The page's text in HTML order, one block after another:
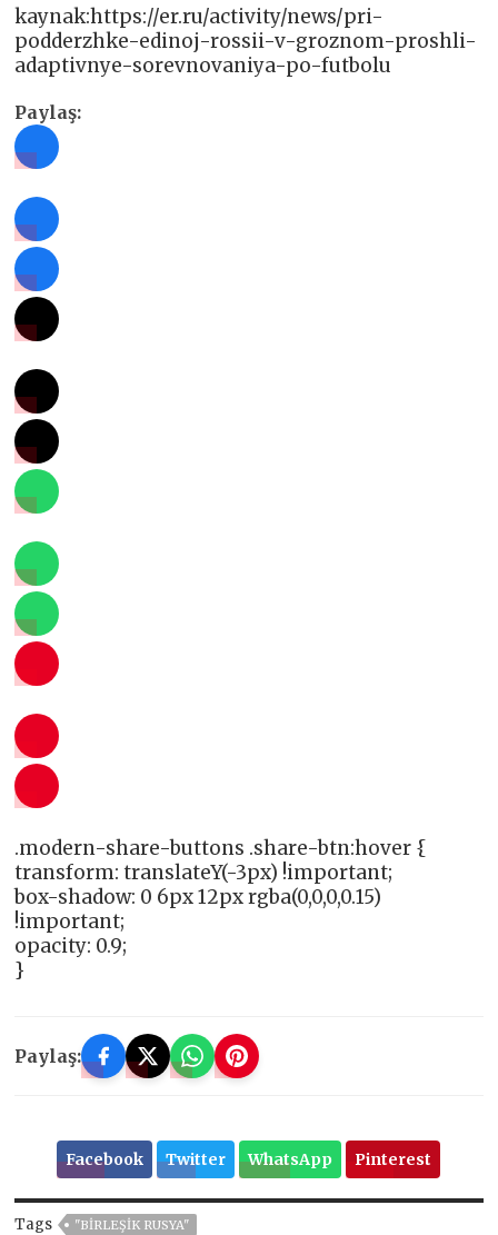
kaynak:https://er.ru/activity/news/pri-
podderzhke-edinoj-rossii-v-groznom-proshli-
adaptivnye-sorevnovaniya-po-futbolu
Paylaş:
.modern-share-buttons .share-btn:hover {
transform: translateY(-3px) !important;
box-shadow: 0 6px 12px rgba(0,0,0,0.15)
!important;
opacity: 0.9;
}
Paylaş:
Facebook Twitter WhatsApp Pinterest
Tags
"BIRLEŞIK RUSYA"